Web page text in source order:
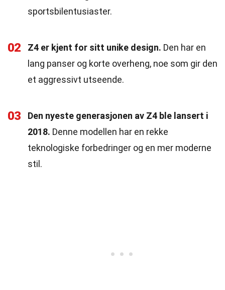
sportsbilentusiaster.
02 Z4 er kjent for sitt unike design. Den har en
lang panser og korte overheng, noe som gir den
et aggressivt utseende.
03
Den nyeste generasjonen av Z4 ble lansert i
2018. Denne modellen har en rekke
teknologiske forbedringer og en mer moderne
stil.